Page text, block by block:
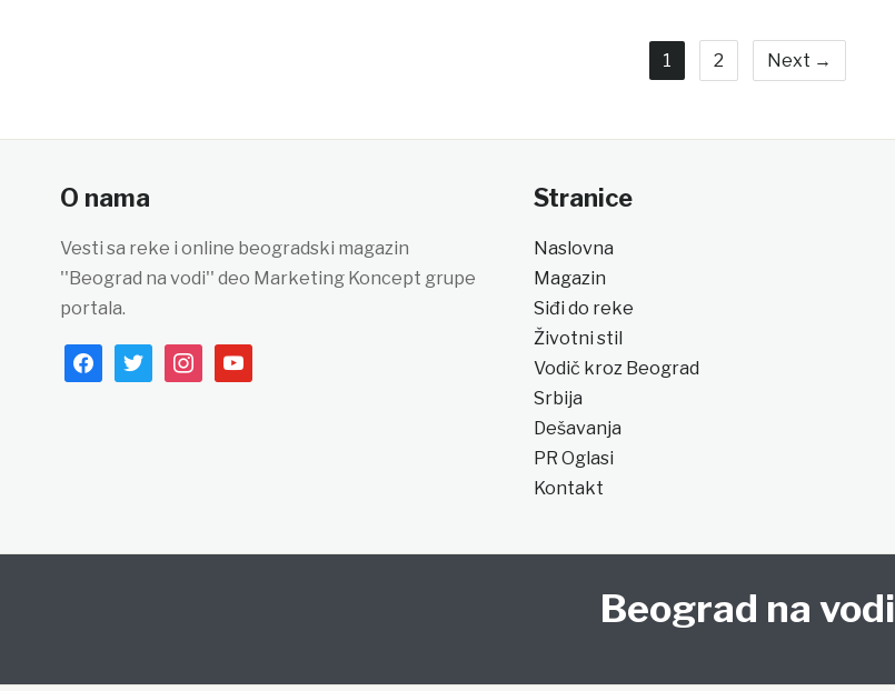
1 2 Next →
O nama
Vesti sa reke i online beogradski magazin
''Beograd na vodi'' deo Marketing Koncept grupe
portala.
facebooktwitterinstagramyoutube
Stranice
Naslovna
Magazin
Siđi do reke
Životni stil
Vodič kroz Beograd
Srbija
Dešavanja
PR Oglasi
Kontakt
Beograd na vodi